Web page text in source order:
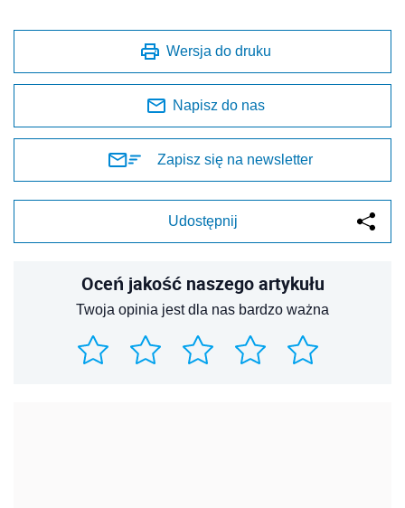
Wersja do druku
Napisz do nas
Zapisz się na newsletter
Udostępnij
Oceń jakość naszego artykułu
Twoja opinia jest dla nas bardzo ważna